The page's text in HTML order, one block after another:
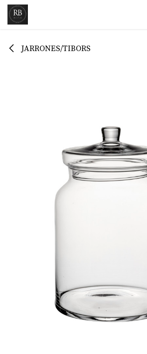
Ir al contenido
JARRONES/TIBORS